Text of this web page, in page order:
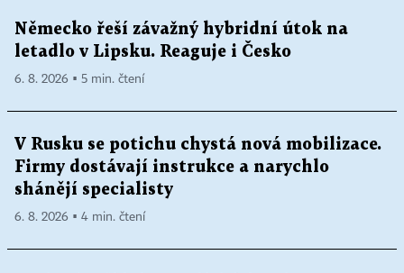
Německo řeší závažný hybridní útok na
letadlo v Lipsku. Reaguje i Česko
6. 8. 2026 ▪ 5 min. čtení
V Rusku se potichu chystá nová mobilizace.
Firmy dostávají instrukce a narychlo
shánějí specialisty
6. 8. 2026 ▪ 4 min. čtení